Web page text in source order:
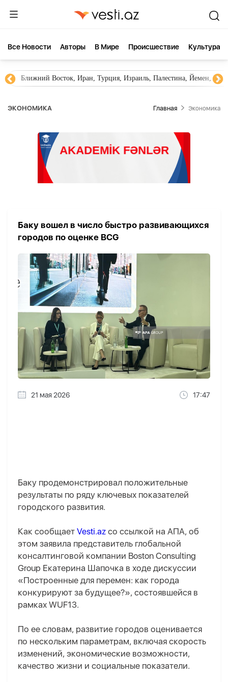
Все Новости Aвторы В Мире Происшествие Культура
Ближний Восток, Иран, Турция, Израиль, Палестина, Йемен,
ЭКОНОМИКА Главная Экономика
Баку вошел в число быстро развивающихся
городов по оценке BCG
21 мая 2026 17:47
Баку продемонстрировал положительные
результаты по ряду ключевых показателей
городского развития.
Как сообщает Vesti.az со ссылкой на AПA, об
этом заявила представитель глобальной
консалтинговой компании Boston Consulting
Group Екатерина Шапочка в ходе дискуссии
«Построенные для перемен: как города
конкурируют за будущее?», состоявшейся в
рамках WUF13.
По ее словам, развитие городов оценивается
по нескольким параметрам, включая скорость
изменений, экономические возможности,
качество жизни и социальные показатели.